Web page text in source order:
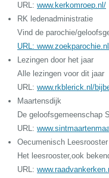
URL: www.kerkomroep.nl/
RK ledenadministratie
Vind de parochie/
URL:
Lezingen door het jaar
Alle lezingen voor dit jaar
URL: www.rkblerick.nl/
Maartensdijk
De geloofsgemeenschap
URL:
Oecumenisch Leesrooster
Het leesrooster,ook
URL: